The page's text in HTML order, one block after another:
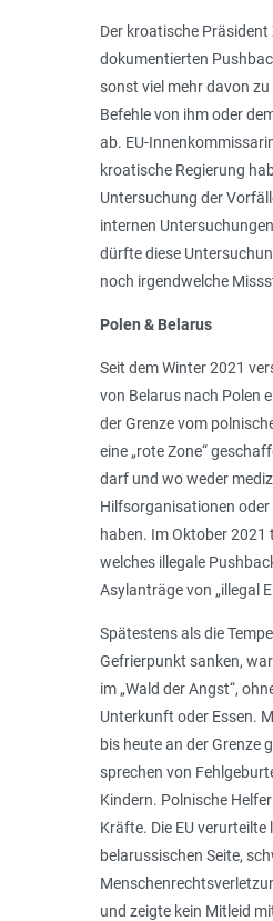
Der kroatische
dokumentierten
sonst viel mehr davon
Befehle von ihm oder
ab. EU-
kroatische Regierung
Untersuchung der
internen
dürfte diese
noch irgendwelche
Polen & Belarus
Seit dem Winter 2021
von Belarus nach Polen
der Grenze vom
eine „rote Zone“
darf und wo weder
Hilfsorganisationen
haben. Im Oktober 2021
welches illegale
Asylanträge von „illegal
Spätestens als die
Gefrierpunkt sanken,
im „Wald der Angst“,
Unterkunft oder Essen.
bis heute an der Grenze
sprechen von
Kindern. Polnische
Kräfte. Die EU
belarussischen Seite,
und zeigte kein Mitleid